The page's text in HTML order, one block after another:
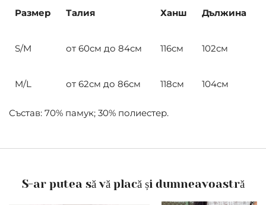
Размер Талия Ханш Дължина
S/M от 60см до 84см 116см 102см
M/L от 62см до 86см 118см 104см
Състав: 70% памук; 30% полиестер.
S-ar putea să vă placă și dumneavoastră